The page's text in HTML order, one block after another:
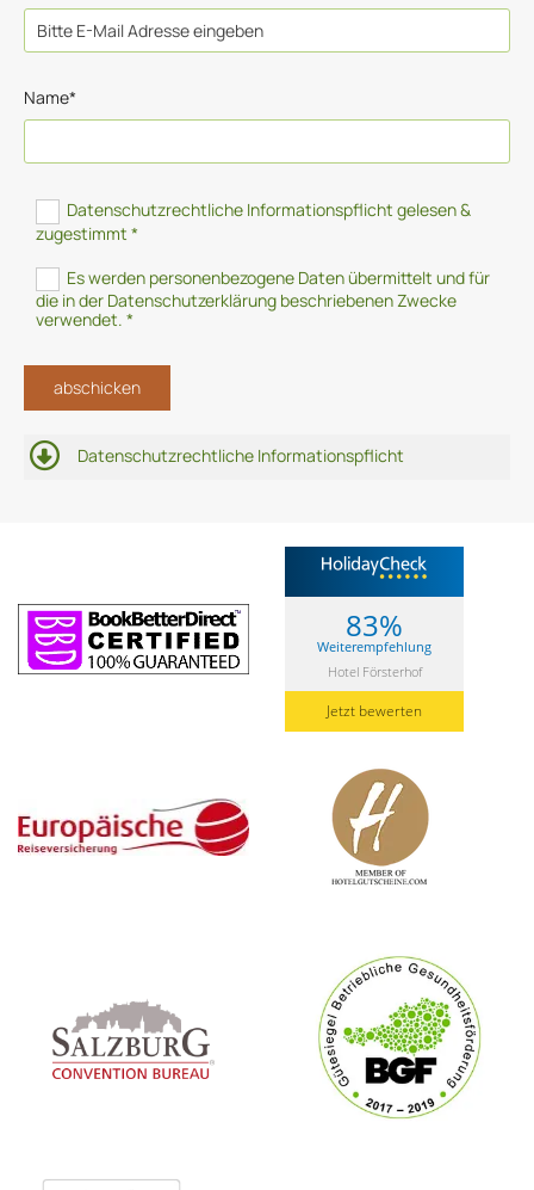
Name*
Datenschutzrechtliche Informationspflicht gelesen &
zugestimmt *
Es werden personenbezogene Daten übermittelt und für
die in der Datenschutzerklärung beschriebenen Zwecke
verwendet. *
Datenschutzrechtliche Informationspflicht
83%
Weiterempfehlung
Hotel Försterhof
Jetzt bewerten